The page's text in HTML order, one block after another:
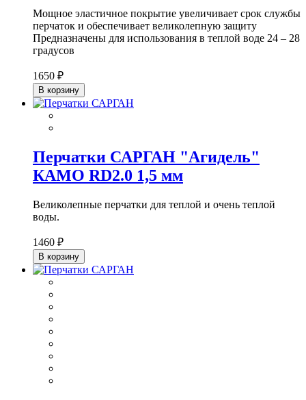
Мощное эластичное покрытие увеличивает срок службы
перчаток и обеспечивает великолепную защиту
Предназначены для использования в теплой воде 24 – 28
градусов
1650 ₽
В корзину
Перчатки САРГАН "Агидель"
КАМО RD2.0 1,5 мм
Великолепные перчатки для теплой и очень теплой
воды.
1460 ₽
В корзину